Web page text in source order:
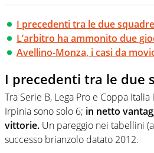
I precedenti tra le due squadre
L’arbitro ha ammonito due
Avellino-Monza, i casi da
I precedenti tra le due
Tra Serie B, Lega Pro e Coppa
Irpinia sono solo 6; in netto
vittorie. Un pareggio nei tabellini
successo brianzolo datato 2012.